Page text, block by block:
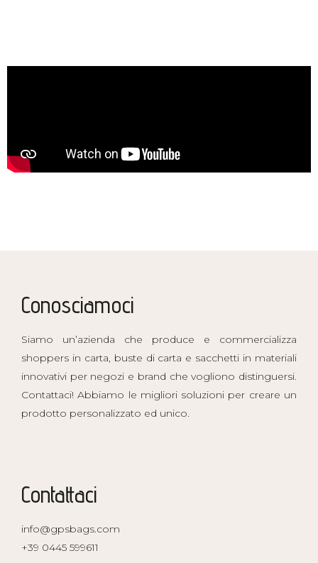
Conosciamoci
Siamo un’azienda che produce e commercializza
shoppers in carta, buste di carta e sacchetti in materiali
innovativi per negozi e brand che vogliono distinguersi.
Contattaci! Abbiamo le migliori soluzioni per creare un
prodotto personalizzato ed unico.
Contattaci
info@gpsbags.com
+39 0445 599611